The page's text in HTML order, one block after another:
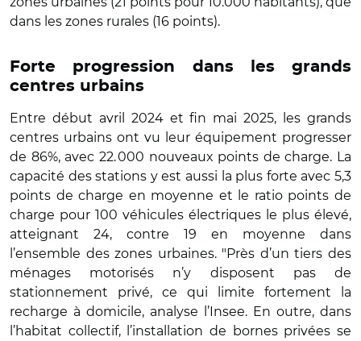
dans les zones rurales (16 points).
Forte progression dans les grands
centres urbains
Entre début avril 2024 et fin mai 2025, les grands
centres urbains ont vu leur équipement progresser
de 86%, avec 22. 000 nouveaux points de charge. La
capacité des stations y est aussi la plus forte avec 5,3
points de charge en moyenne et le ratio points de
charge pour 100 véhicules électriques le plus élevé,
atteignant 24, contre 19 en moyenne dans
l’ensemble des zones urbaines. "Près d’un tiers des
ménages motorisés n’y disposent pas de
stationnement privé, ce qui limite fortement la
recharge à domicile, analyse l’Insee. En outre, dans
l’habitat collectif, l’installation de bornes privées se